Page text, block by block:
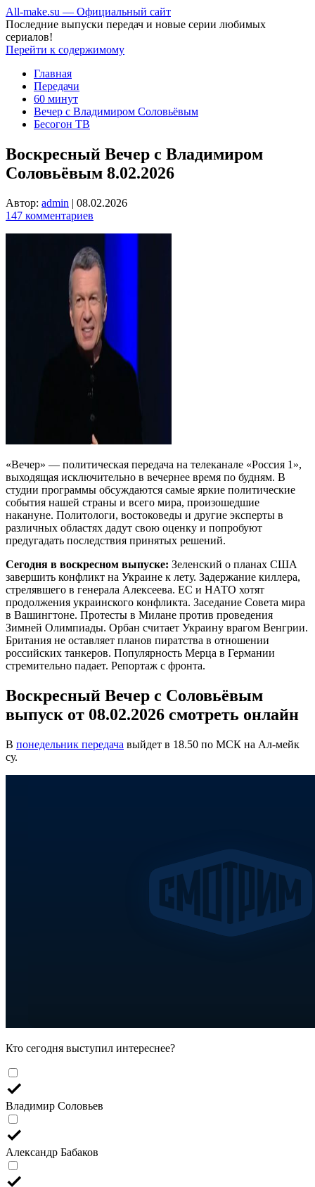
All-make.su — Официальный сайт
Последние выпуски передач и новые серии любимых
сериалов!
Перейти к содержимому
Главная
Передачи
60 минут
Вечер с Владимиром Соловьёвым
Бесогон ТВ
Воскресный Вечер с Владимиром
Соловьёвым 8.02.2026
Автор: admin | 08.02.2026
147 комментариев
«Вечер» — политическая передача на телеканале «Россия 1»,
выходящая исключительно в вечернее время по будням. В
студии программы обсуждаются самые яркие политические
события нашей страны и всего мира, произошедшие
накануне. Политологи, востоковеды и другие эксперты в
различных областях дадут свою оценку и попробуют
предугадать последствия принятых решений.
Сегодня в воскресном выпуске: Зеленский о планах США
завершить конфликт на Украине к лету. Задержание киллера,
стрелявшего в генерала Алексеева. ЕС и НАТО хотят
продолжения украинского конфликта. Заседание Совета мира
в Вашингтоне. Протесты в Милане против проведения
Зимней Олимпиады. Орбан считает Украину врагом Венгрии.
Британия не оставляет планов пиратства в отношении
российских танкеров. Популярность Мерца в Германии
стремительно падает. Репортаж с фронта.
Воскресный Вечер с Соловьёвым
выпуск от 08.02.2026 смотреть онлайн
В понедельник передача выйдет в 18.50 по МСК на Ал-мейк
су.
Кто сегодня выступил интереснее?
Владимир Соловьев
Александр Бабаков